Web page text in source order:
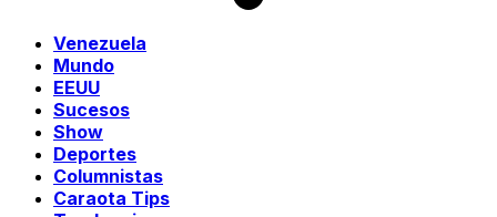
Venezuela
Mundo
EEUU
Sucesos
Show
Deportes
Columnistas
Caraota Tips